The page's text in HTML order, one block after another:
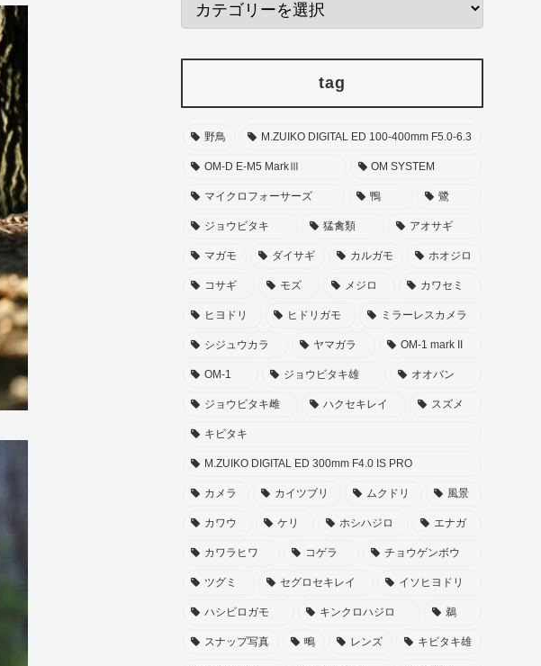
tag
野鳥 M.ZUIKO DIGITAL ED 100-400mm F5.0-6.3
OM-D E-M5 MarkⅢ OM SYSTEM
マイクロフォーサーズ 鴨 鷺
ジョウビタキ 猛禽類 アオサギ
マガモ ダイサギ カルガモ ホオジロ
コサギ モズ メジロ カワセミ
ヒヨドリ ヒドリガモ ミラーレスカメラ
シジュウカラ ヤマガラ OM-1 mark II
OM-1 ジョウビタキ雄 オオバン
ジョウビタキ雌 ハクセキレイ スズメ
キビタキ
M.ZUIKO DIGITAL ED 300mm F4.0 IS PRO
カメラ カイツブリ ムクドリ 風景
カワウ ケリ ホシハジロ エナガ
カワラヒワ コゲラ チョウゲンボウ
ツグミ セグロセキレイ イソヒヨドリ
ハシビロガモ キンクロハジロ 鵜
スナップ写真 鴫 レンズ キビタキ雄